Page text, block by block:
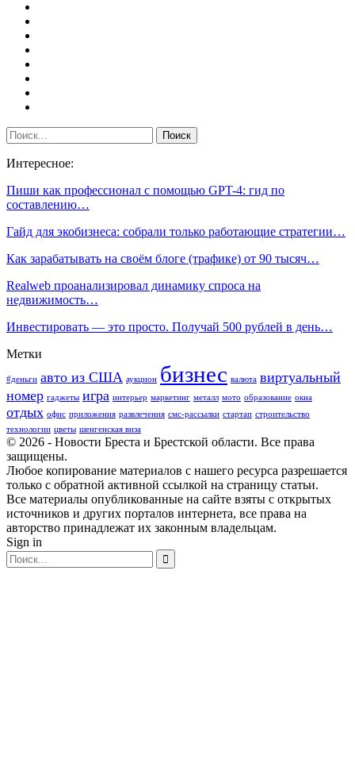
Интересное:
Пиши как профессионал с помощью GPT-4: гид по
составлению…
Гайд для экобизнеса: собрали только работающие стратегии…
Как зарабатывать на своём блоге (трафике) от 90 тысяч…
Realweb проанализировал динамику спроса на
недвижимость…
Инвестировать — это просто. Получай 500 рублей в день…
Метки
#деньги авто из США аукцион бизнес валюта виртуальный
номер гаджеты игра интерьер маркетинг металл мото образование окна
отдых офис приложения развлечения смс-рассылки стартап строительство
технологии цветы шенгенская виза
© 2026 - Новости Бреста и Брестской области. Все права
защищены.
Любое копирование материалов с нашего ресурса разрешается
только с обратной активной ссылкой на страницу статьи.
Все материалы опубликованные на сайте взяты с открытых
источников и других порталов интернета, все права на
авторство принадлежат их законным владельцам.
Sign in